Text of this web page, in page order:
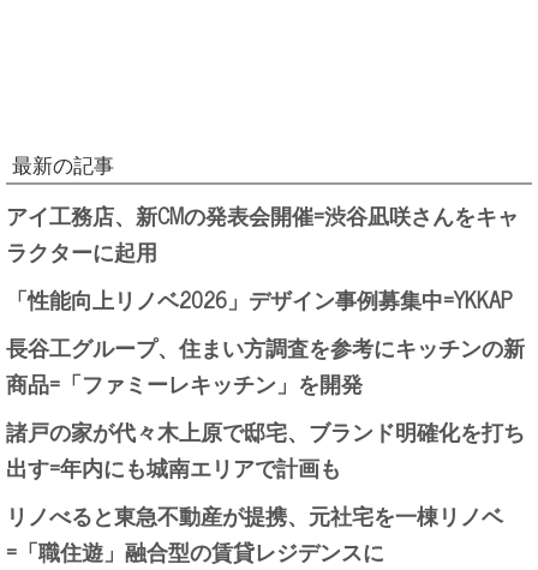
最新の記事
アイ工務店、新CMの発表会開催=渋谷凪咲さんをキャ
ラクターに起用
「性能向上リノベ2026」デザイン事例募集中=YKKAP
長谷工グループ、住まい方調査を参考にキッチンの新
商品=「ファミーレキッチン」を開発
諸戸の家が代々木上原で邸宅、ブランド明確化を打ち
出す=年内にも城南エリアで計画も
リノべると東急不動産が提携、元社宅を一棟リノベ
=「職住遊」融合型の賃貸レジデンスに